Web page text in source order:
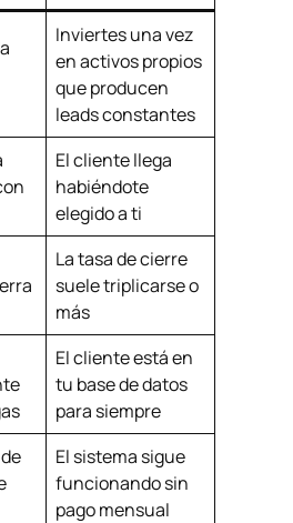
Inviertes una vez
en activos propios
que producen
leads constantes
El cliente llega
habiéndote
elegido a ti
La tasa de cierre
suele triplicarse o
más
El cliente está en
tu base de datos
para siempre
El sistema sigue
funcionando sin
pago mensual